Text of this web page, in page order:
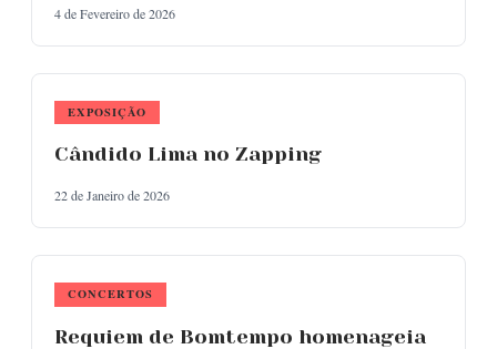
4 de Fevereiro de 2026
EXPOSIÇÃO
Cândido Lima no Zapping
22 de Janeiro de 2026
CONCERTOS
Requiem de Bomtempo homenageia